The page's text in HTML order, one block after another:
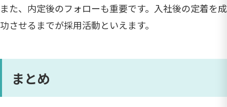
また、内定後のフォローも重要です。入社後の定着を成
功させるまでが採用活動といえます。
まとめ